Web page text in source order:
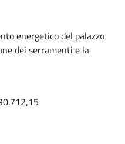
energetico del palazzo
dei serramenti e la